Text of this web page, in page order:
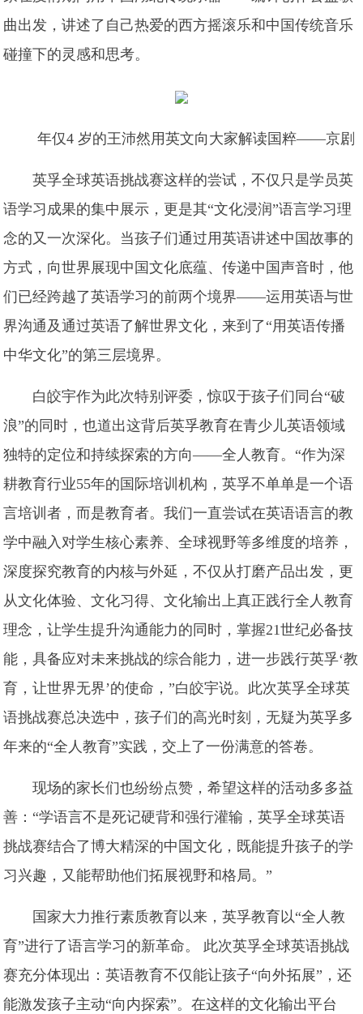
曲出发，讲述了自己热爱的西方摇滚乐和中国传统音乐
碰撞下的灵感和思考。
年仅4 岁的王沛然用英文向大家解读国粹——京剧
英孚全球英语挑战赛这样的尝试，不仅只是学员英
语学习成果的集中展示，更是其“文化浸润”语言学习理
念的又一次深化。当孩子们通过用英语讲述中国故事的
方式，向世界展现中国文化底蕴、传递中国声音时，他
们已经跨越了英语学习的前两个境界——运用英语与世
界沟通及通过英语了解世界文化，来到了“用英语传播
中华文化”的第三层境界。
白皎宇作为此次特别评委，惊叹于孩子们同台“破
浪”的同时，也道出这背后英孚教育在青少儿英语领域
独特的定位和持续探索的方向——全人教育。“作为深
耕教育行业55年的国际培训机构，英孚不单单是一个语
言培训者，而是教育者。我们一直尝试在英语语言的教
学中融入对学生核心素养、全球视野等多维度的培养，
深度探究教育的内核与外延，不仅从打磨产品出发，更
从文化体验、文化习得、文化输出上真正践行全人教育
理念，让学生提升沟通能力的同时，掌握21世纪必备技
能，具备应对未来挑战的综合能力，进一步践行英孚‘教
育，让世界无界’的使命，”白皎宇说。此次英孚全球英
语挑战赛总决选中，孩子们的高光时刻，无疑为英孚多
年来的“全人教育”实践，交上了一份满意的答卷。
现场的家长们也纷纷点赞，希望这样的活动多多益
善：“学语言不是死记硬背和强行灌输，英孚全球英语
挑战赛结合了博大精深的中国文化，既能提升孩子的学
习兴趣，又能帮助他们拓展视野和格局。”
国家大力推行素质教育以来，英孚教育以“全人教
育”进行了语言学习的新革命。 此次英孚全球英语挑战
赛充分体现出：英语教育不仅能让孩子“向外拓展”，还
能激发孩子主动“向内探索”。在这样的文化输出平台